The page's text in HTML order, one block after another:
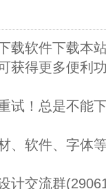
载软件下载本
获得更多便利
试！总是不能
、软件、字体
计交流群